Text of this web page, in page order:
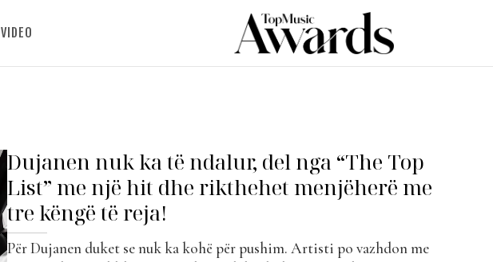
VIDEO
Dujanen nuk ka të ndalur, del nga “The Top
List” me një hit dhe rikthehet menjëherë me
tre këngë të reja!
Për Dujanen duket se nuk ka kohë për pushim. Artisti po vazhdon me